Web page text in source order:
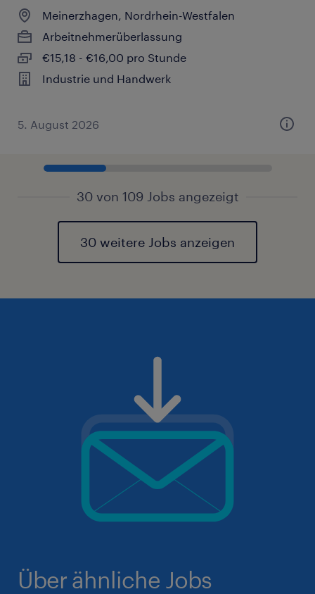
Meinerzhagen, Nordrhein-Westfalen
Arbeitnehmerüberlassung
€15,18 - €16,00 pro Stunde
Industrie und Handwerk
5. August 2026
30 von 109 Jobs angezeigt
30 weitere Jobs anzeigen
Über ähnliche Jobs